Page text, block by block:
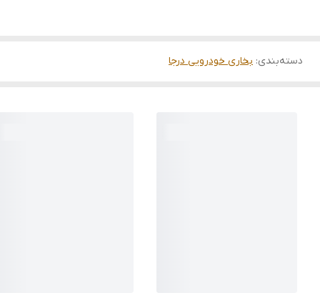
دسته‌بندی:بخاری خودرویی درجا